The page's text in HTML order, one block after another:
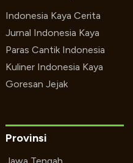
Indonesia Kaya Cerita
Jurnal Indonesia Kaya
Paras Cantik Indonesia
Kuliner Indonesia Kaya
Goresan Jejak
Provinsi
Jawa Tengah